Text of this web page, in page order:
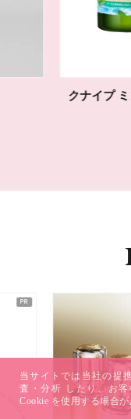
クナイプ ミ
当サイトでは当社の提
査・分析 したり、お
Cookie を使用する場合